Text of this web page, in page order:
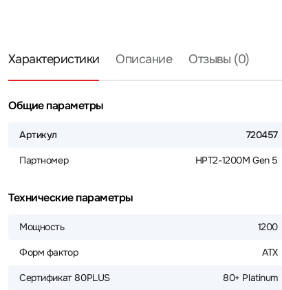
Характеристики Описание Отзывы (0)
Общие параметры
Артикул 720457
Партномер HPT2-1200M Gen 5
Технические параметры
Мощность 1200
Форм фактор ATX
Сертификат 80PLUS 80+ Platinum